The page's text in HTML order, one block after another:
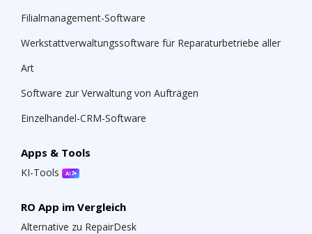
Filialmanagement-Software
Werkstattverwaltungssoftware für Reparaturbetriebe aller
Art
Software zur Verwaltung von Aufträgen
Einzelhandel-CRM-Software
Apps & Tools
KI-Tools
RO App im Vergleich
Alternative zu RepairDesk